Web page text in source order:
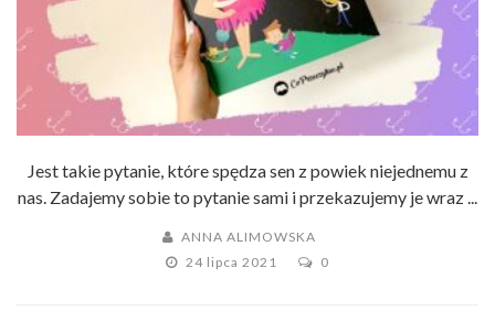
Jest takie pytanie, które spędza sen z powiek niejednemu z
nas. Zadajemy sobie to pytanie sami i przekazujemy je wraz ...
ANNA ALIMOWSKA
24 lipca 2021
0